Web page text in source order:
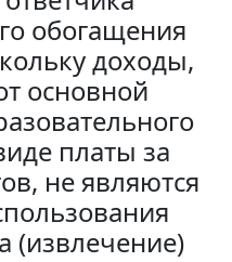
обогащения
доходы,
основной
платы за
не являются
(извлечение)